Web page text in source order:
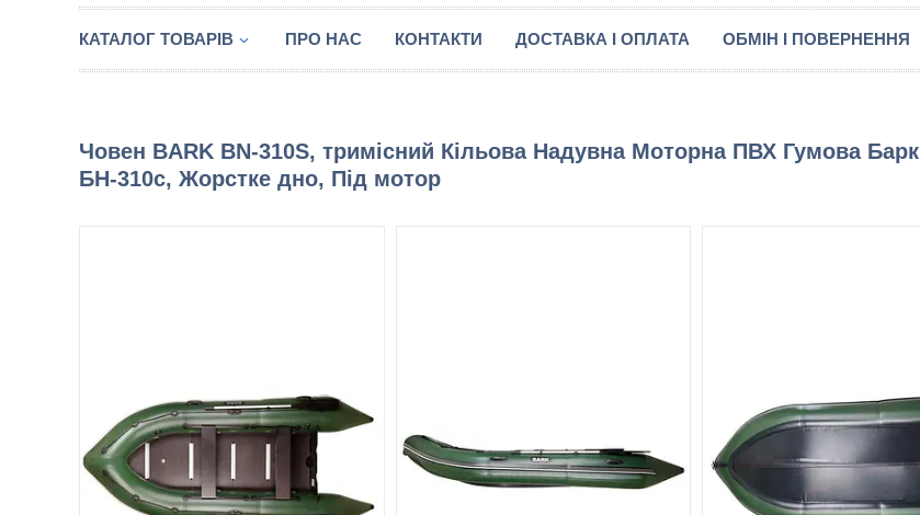
КАТАЛОГ ТОВАРІВ ПРО НАС КОНТАКТИ ДОСТАВКА І ОПЛАТА ОБМІН І ПОВЕРНЕННЯ
Човен BARK BN-310S, тримісний Кільова Надувна Моторна ПВХ Гумова Барк
БН-310с, Жорстке дно, Під мотор